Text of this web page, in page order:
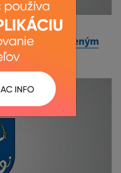
s predplateným